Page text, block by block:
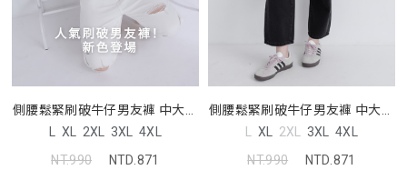
側腰鬆緊刷破牛仔男友褲 中大尺
碼褲子
L XL 2XL 3XL 4XL
NT.990
NTD.871
側腰鬆緊刷破牛仔男友褲 中大尺
碼褲子
L XL 2XL 3XL 4XL
NT.990
NTD.871